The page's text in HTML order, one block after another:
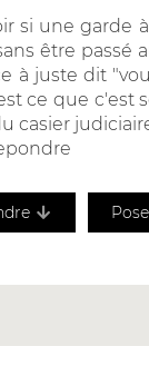
si une garde
être passé
à juste dit
ce que c'est
casier